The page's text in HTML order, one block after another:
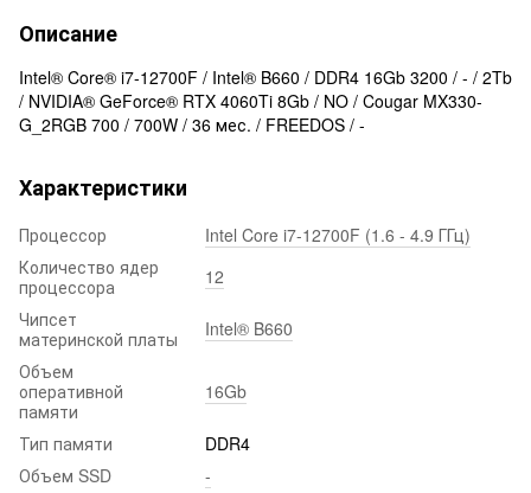
Описание
Intel® Core® i7-12700F / Intel® B660 / DDR4 16Gb 3200 / - / 2Tb
/ NVIDIA® GeForce® RTX 4060Ti 8Gb / NO / Cougar MX330-
G_2RGB 700 / 700W / 36 мес. / FREEDOS / -
Характеристики
Процессор
Intel Core i7-12700F (1.6 - 4.9 ГГц)
Количество ядер
процессора
12
Чипсет
материнской платы
Intel® B660
Объем
оперативной
памяти
16Gb
Тип памяти
DDR4
Объем SSD
-